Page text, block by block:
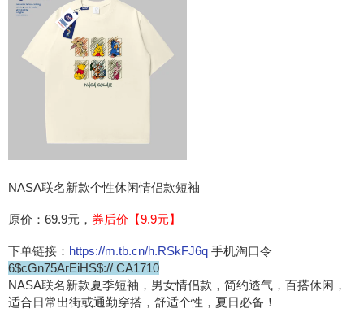
NASA联名新款个性休闲情侣款短袖
原价：69.9元， 券后价【9.9元】
下单链接： https://m.tb.cn/h.RSkFJ6q 手机淘口令
6$cGn75ArEiHS$:// CA1710
NASA联名新款夏季短袖，男女情侣款，简约透气，百搭休闲，
适合日常出街或通勤穿搭，舒适个性，夏日必备！